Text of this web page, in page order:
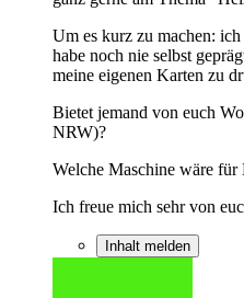
Um es kurz zu machen:
habe noch nie selbst
meine eigenen Karten zu
Bietet jemand von euch
NRW)?
Welche Maschine wäre für
Ich freue mich sehr von
Inhalt melden